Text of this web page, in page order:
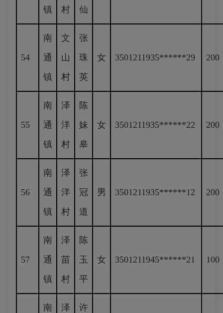
镇
村
仙
54
南
通
镇
文
山
村
张
珠
英
女 3501211935******29 200
55
南
通
镇
泽
洋
村
陈
妹
皋
女 3501211935******22 200
56
南
通
镇
泽
洋
村
张
冠
道
男 3501211935******12 200
57
南
通
镇
泽
苗
村
陈
玉
平
女 3501211945******21 100
南
泽
许